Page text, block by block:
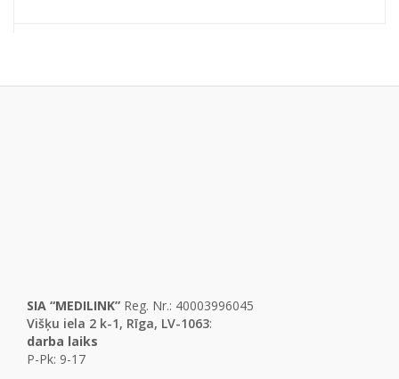
SIA “MEDILINK” Reg. Nr.: 40003996045
Višķu iela 2 k-1, Rīga, LV-1063:
darba laiks
P-Pk: 9-17